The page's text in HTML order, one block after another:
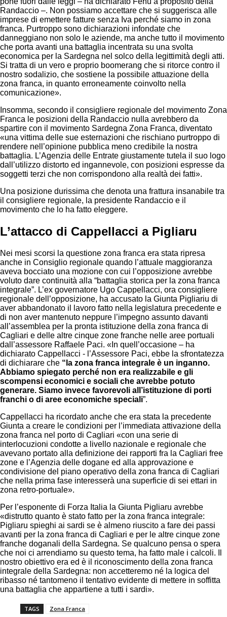
Randaccio –. Non possiamo accettare che si suggerisca alle
imprese di emettere fatture senza Iva perché siamo in zona
franca. Purtroppo sono dichiarazioni infondate che
danneggiano non solo le aziende, ma anche tutto il movimento
che porta avanti una battaglia incentrata su una svolta
economica per la Sardegna nel solco della legittimità degli atti.
Si tratta di un vero e proprio boomerang che si ritorce contro il
nostro sodalizio, che sostiene la possibile attuazione della
zona franca, in quanto erroneamente coinvolto nella
comunicazione».
Insomma, secondo il consigliere regionale del movimento Zona
Franca le posizioni della Randaccio nulla avrebbero da
spartire con il movimento Sardegna Zona Franca, diventato
«una vittima delle sue esternazioni che rischiano purtroppo di
rendere nell’opinione pubblica meno credibile la nostra
battaglia. L’Agenzia delle Entrate giustamente tutela il suo logo
dall’utilizzo distorto ed ingannevole, con posizioni espresse da
soggetti terzi che non corrispondono alla realtà dei fatti».
Una posizione durissima che denota una frattura insanabile tra
il consigliere regionale, la presidente Randaccio e il
movimento che lo ha fatto eleggere.
L’attacco di Cappellacci a Pigliaru
Nei mesi scorsi la questione zona franca era stata ripresa
anche in Consiglio regionale quando l’attuale maggioranza
aveva bocciato una mozione con cui l’opposizione avrebbe
voluto dare continuità alla “battaglia storica per la zona franca
integrale”. L’ex governatore Ugo Cappellacci, ora consigliere
regionale dell’opposizione, ha accusato la Giunta Pigliariu di
aver abbandonato il lavoro fatto nella legislatura precedente e
di non aver mantenuto neppure l’impegno assunto davanti
all’assemblea per la pronta istituzione della zona franca di
Cagliari e delle altre cinque zone franche nelle aree portuali
dall’assessore Raffaele Paci. «In quell’occasione – ha
dichiarato Cappellacci - l’Assessore Paci, ebbe la sfrontatezza
di dichiarare che “la zona franca integrale è un inganno.
Abbiamo spiegato perché non era realizzabile e gli
scompensi economici e sociali che avrebbe potuto
generare. Siamo invece favorevoli all’istituzione di porti
franchi o di aree economiche speciali”.
Cappellacci ha ricordato anche che era stata la precedente
Giunta a creare le condizioni per l’immediata attivazione della
zona franca nel porto di Cagliari «con una serie di
interlocuzioni condotte a livello nazionale e regionale che
avevano portato alla definizione dei rapporti fra la Cagliari free
zone e l’Agenzia delle dogane ed alla approvazione e
condivisione del piano operativo della zona franca di Cagliari
che nella prima fase interesserà una superficie di sei ettari in
zona retro-portuale».
Per l’esponente di Forza Italia la Giunta Pigliaru avrebbe
«distrutto quanto è stato fatto per la zona franca integrale:
Pigliaru spieghi ai sardi se è almeno riuscito a fare dei passi
avanti per la zona franca di Cagliari e per le altre cinque zone
franche doganali della Sardegna. Se qualcuno pensa o spera
che noi ci arrendiamo su questo tema, ha fatto male i calcoli. Il
nostro obiettivo era ed è il riconoscimento della zona franca
integrale della Sardegna: non accetteremo né la logica del
ribasso né tantomeno il tentativo evidente di mettere in soffitta
una battaglia che appartiene a tutti i sardi».
TAGS Zona Franca